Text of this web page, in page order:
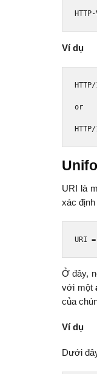
HTTP-
Ví dụ
HTTP/
or
HTTP/
URI là
xác
URI =
Ở đây,
với một
của
Ví dụ
Dưới